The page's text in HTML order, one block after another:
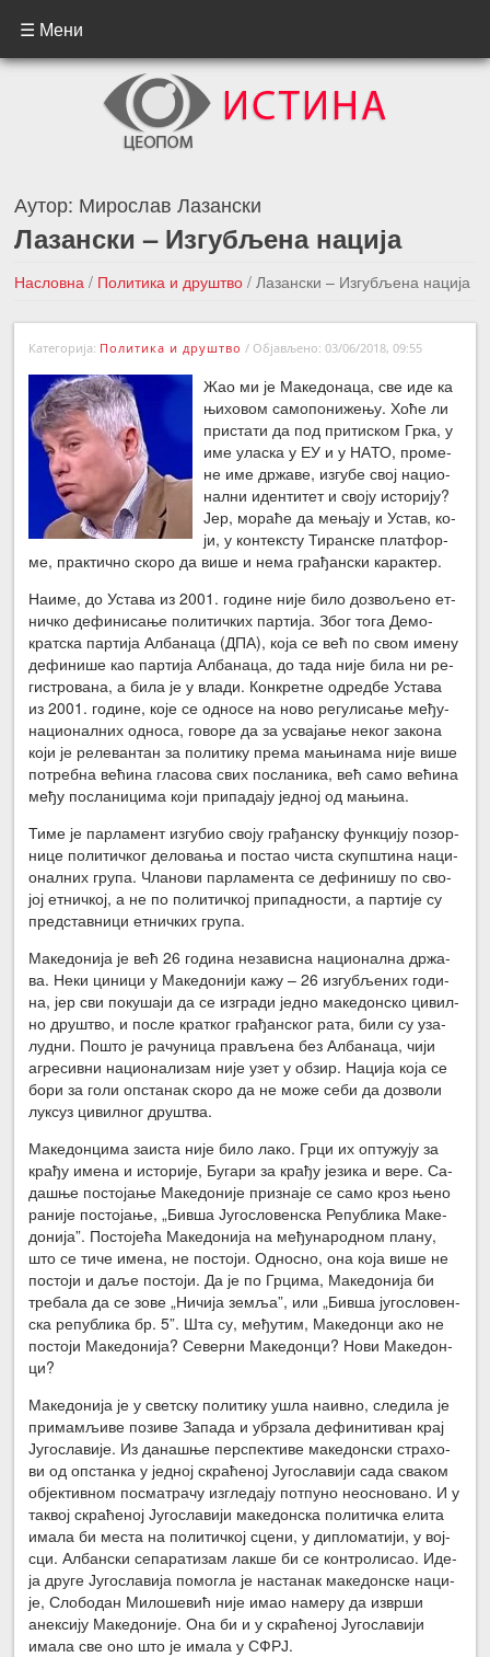
☰ Мени
Аутор: Мирослав Лазански
Лазански – Изгубљена нација
Насловна / Политика и друштво / Лазански – Изгубљена нација
←Претходна вест
Следећа вест →
Категорија: Политика и друштво / Објављено: 03/06/2018, 09:55
Жао ми је Ма­ке­до­на­ца, све иде ка
њи­хо­вом са­мо­по­ни­же­њу. Хо­ће ли
при­ста­ти да под при­ти­ском Гр­ка, у
име ула­ска у ЕУ и у НА­ТО, про­ме­
не име др­жа­ве, из­гу­бе свој на­ци­о­
нал­ни иден­ти­тет и сво­ју исто­ри­ју?
Јер, мо­ра­ће да ме­ња­ју и Устав, ко­
ји, у кон­тек­сту Ти­ран­ске плат­фор­
ме, прак­тич­но ско­ро да ви­ше и не­ма гра­ђан­ски ка­рак­тер.
На­и­ме, до Уста­ва из 2001. го­ди­не ни­је би­ло до­зво­ље­но ет­
нич­ко де­фи­ни­са­ње по­ли­тич­ких пар­ти­ја. Због то­га Де­мо­
крат­ска пар­ти­ја Ал­ба­на­ца (ДПА), ко­ја се већ по свом име­ну
де­фи­ни­ше као пар­ти­ја Ал­ба­на­ца, до та­да ни­је би­ла ни ре­
ги­стро­ва­на, а би­ла је у вла­ди. Кон­крет­не од­ред­бе Уста­ва
из 2001. го­ди­не, ко­је се од­но­се на но­во ре­гу­ли­са­ње ме­ђу­
на­ци­о­нал­них од­но­са, го­во­ре да за усва­ја­ње не­ког за­ко­на
ко­ји је ре­ле­ван­тан за по­ли­ти­ку пре­ма ма­њи­на­ма ни­је ви­ше
по­треб­на ве­ћи­на гла­со­ва свих по­сла­ни­ка, већ са­мо ве­ћи­на
ме­ђу по­сла­ни­ци­ма ко­ји при­па­да­ју јед­ној од ма­њи­на.
Ти­ме је пар­ла­мент из­гу­био сво­ју гра­ђан­ску функ­ци­ју по­зор­
ни­це по­ли­тич­ког де­ло­ва­ња и по­стао чи­ста скуп­шти­на на­ци­
о­нал­них гру­па. Чла­но­ви пар­ла­мен­та се де­фи­ни­шу по сво­
јој ет­нич­кој, а не по по­ли­тич­кој при­пад­но­сти, а пар­ти­је су
пред­став­ни­ци ет­нич­ких гру­па.
Ма­ке­до­ни­ја је већ 26 го­ди­на не­за­ви­сна на­ци­о­нал­на др­жа­
ва. Не­ки ци­ни­ци у Ма­ке­до­ни­ји ка­жу – 26 из­гу­бље­них го­ди­
на, јер сви по­ку­ша­ји да се из­гра­ди јед­но ма­ке­дон­ско ци­вил­
но дру­штво, и по­сле крат­ког гра­ђан­ског ра­та, би­ли су уза­
луд­ни. По­што је ра­чу­ни­ца пра­вље­на без Ал­ба­на­ца, чи­ји
агре­сив­ни на­ци­о­на­ли­зам ни­је узет у об­зир. На­ци­ја ко­ја се
бо­ри за го­ли оп­ста­нак ско­ро да не мо­же се­би да до­зво­ли
лук­суз ци­вил­ног дру­штва.
Ма­ке­дон­ци­ма за­и­ста ни­је би­ло ла­ко. Гр­ци их оп­ту­жу­ју за
кра­ђу име­на и исто­ри­је, Бу­га­ри за кра­ђу је­зи­ка и ве­ре. Са­
да­шње по­сто­ја­ње Ма­ке­до­ни­је при­зна­је се са­мо кроз ње­но
ра­ни­је по­сто­ја­ње, „Бив­ша Ју­го­сло­вен­ска Ре­пу­бли­ка Ма­ке­
до­ни­ја”. По­сто­је­ћа Ма­ке­до­ни­ја на ме­ђу­на­род­ном пла­ну,
што се ти­че име­на, не по­сто­ји. Од­но­сно, она ко­ја ви­ше не
по­сто­ји и да­ље по­сто­ји. Да је по Гр­ци­ма, Ма­ке­до­ни­ја би
тре­ба­ла да се зо­ве „Ни­чи­ја зе­мља”, или „Бив­ша ју­го­сло­вен­
ска ре­пу­бли­ка бр. 5”. Шта су, ме­ђу­тим, Ма­ке­дон­ци ако не
по­сто­ји Ма­ке­до­ни­ја? Се­вер­ни Ма­ке­дон­ци? Но­ви Ма­ке­дон­
ци?
Ма­ке­до­ни­ја је у свет­ску по­ли­ти­ку ушла на­ив­но, сле­ди­ла је
при­ма­мљи­ве по­зи­ве За­па­да и убр­за­ла де­фи­ни­ти­ван крај
Ју­го­сла­ви­је. Из да­на­шње пер­спек­ти­ве ма­ке­дон­ски стра­хо­
ви од оп­стан­ка у јед­ној скра­ће­ној Ју­го­сла­ви­ји са­да сва­ком
објек­тив­ном по­сма­тра­чу из­гле­да­ју пот­пу­но нео­сно­ва­но. И у
та­квој скра­ће­ној Ју­го­сла­ви­ји ма­ке­дон­ска по­ли­тич­ка ели­та
има­ла би ме­ста на по­ли­тич­кој сце­ни, у ди­пло­ма­ти­ји, у вој­
сци. Ал­бан­ски се­па­ра­ти­зам лак­ше би се кон­тро­ли­сао. Иде­
ја дру­ге Ју­го­сла­ви­ја по­мо­гла је на­ста­нак ма­ке­дон­ске на­ци­
је, Сло­бо­дан Ми­ло­ше­вић ни­је имао на­ме­ру да из­вр­ши
анек­си­ју Ма­ке­до­ни­је. Она би и у скра­ће­ној Ју­го­сла­ви­ји
има­ла све оно што је има­ла у СФРЈ.